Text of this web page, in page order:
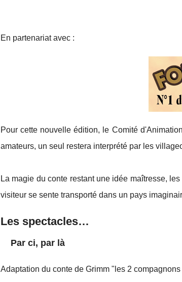
En partenariat avec :
Pour cette nouvelle édition, le Comité
amateurs, un seul restera interprété par les
La magie du conte restant une idée maîtresse,
visiteur se sente transporté dans un pays
Les spectacles…
Par ci, par là
Adaptation du conte de Grimm "les 2